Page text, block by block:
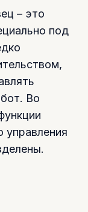
– это
под
Во
управления